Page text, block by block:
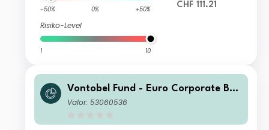
-50% 0% +50%
Risiko-Level
1 10
CHF 111.21
Vontobel Fund - Euro Corporate Bon
d Y EUR Cap
Valor: 53060536